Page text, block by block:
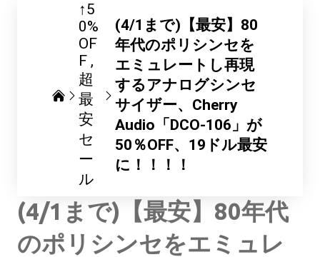
↑5
0%
OF
F
超
最
安
セ
ー
ル
(4/1まで)【最安】80
年代のポリシンセを
エミュレートし再現
するアナログシンセ
サイザー、Cherry
Audio「DCO-106」が
50％OFF、19ドル最安
に！！！！
(4/1まで)【最安】80年代
のポリシンセをエミュレ